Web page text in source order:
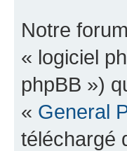
Notre
« logiciel
phpBB »)
« General
téléchargé